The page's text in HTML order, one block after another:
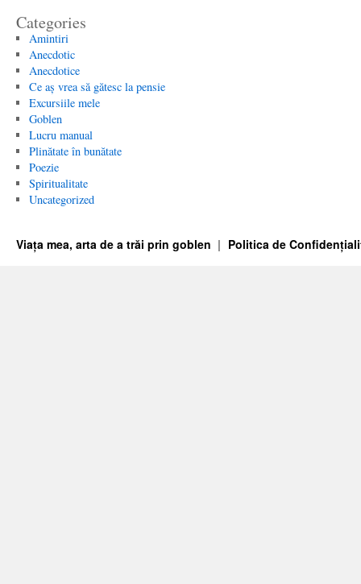
Categories
Amintiri
Anecdotic
Anecdotice
Ce aș vrea să gătesc la pensie
Excursiile mele
Goblen
Lucru manual
Plinătate în bunătate
Poezie
Spiritualitate
Uncategorized
Viața mea, arta de a trăi prin goblen Politica de